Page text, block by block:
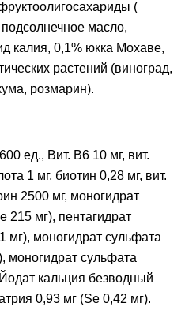
(
масло,
калия, 0,1% юкка Мохаве,
растений (виноград,
розмарин).
ед., Вит. B6 10 мг, вит.
1 мг, биотин 0,28 мг, вит.
2500 мг, моногидрат
215 мг), пентагидрат
мг), моногидрат сульфата
моногидрат сульфата
кальция безводный
0,93 мг (Se 0,42 мг).